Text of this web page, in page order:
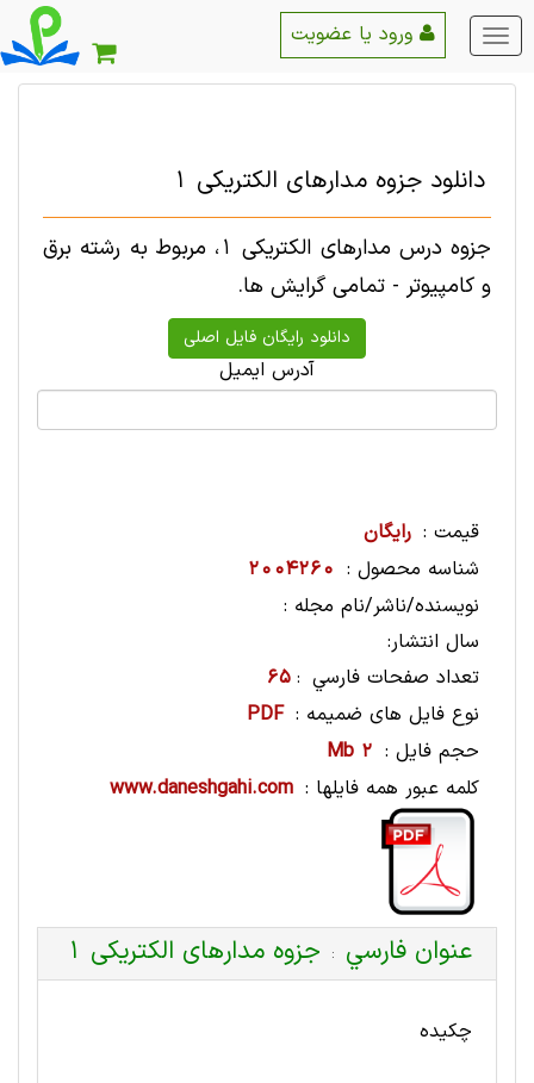
منو
اصلی
دانلود جزوه مدارهای الکتریکی 1
جزوه درس مدارهای الکتریکی 1، مربوط به رشته برق
و کامپیوتر - تمامی گرایش ها.
آدرس ایمیل
قیمت : رایگان
شناسه محصول : 2004260
نویسنده/ناشر/نام مجله :
سال انتشار:
تعداد صفحات فارسي :
65
نوع فایل های ضمیمه : PDF
حجم فایل : 2 Mb
کلمه عبور همه فایلها : www.daneshgahi.com
عنوان فارسي : جزوه مدارهای الکتریکی 1
چکیده